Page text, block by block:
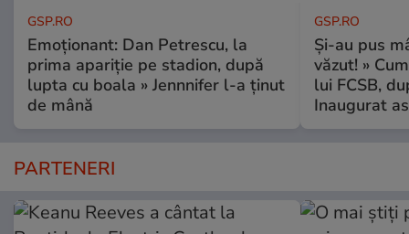
GSP.RO
Emoționant: Dan Petrescu, la
prima apariție pe stadion, după
lupta cu boala » Jennnifer l-a ținut
de mână
GSP.RO
Și-au pus
văzut! »
lui FCSB,
Inaugurat
PARTENERI